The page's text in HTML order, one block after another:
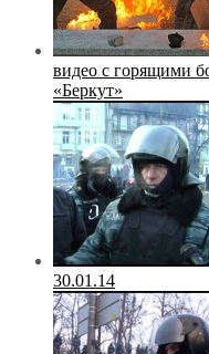
видео с горящими
«Беркут»
30.01.14